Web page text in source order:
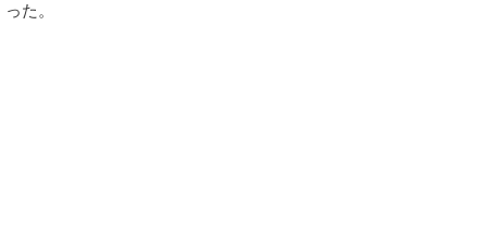
った。